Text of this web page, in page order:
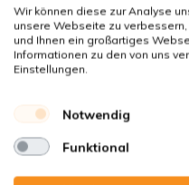
- +
Wir können diese zur Analyse
unsere Webseite zu
und Ihnen ein großartiges
Informationen zu den von uns
Einstellungen.
Notwendig
Funktional